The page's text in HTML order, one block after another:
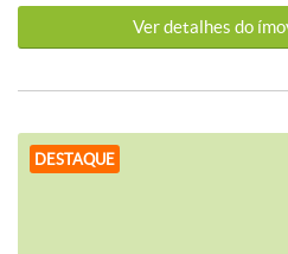
Projeto de incêndio - AVCB; -
IDEAL PARA DEPÓSITOS,
Ver detalhes do
DESTAQUE